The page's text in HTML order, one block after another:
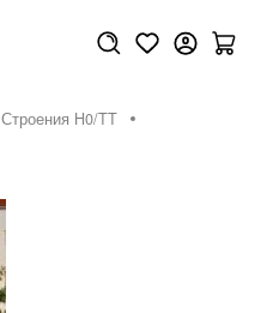
Строения H0/TT